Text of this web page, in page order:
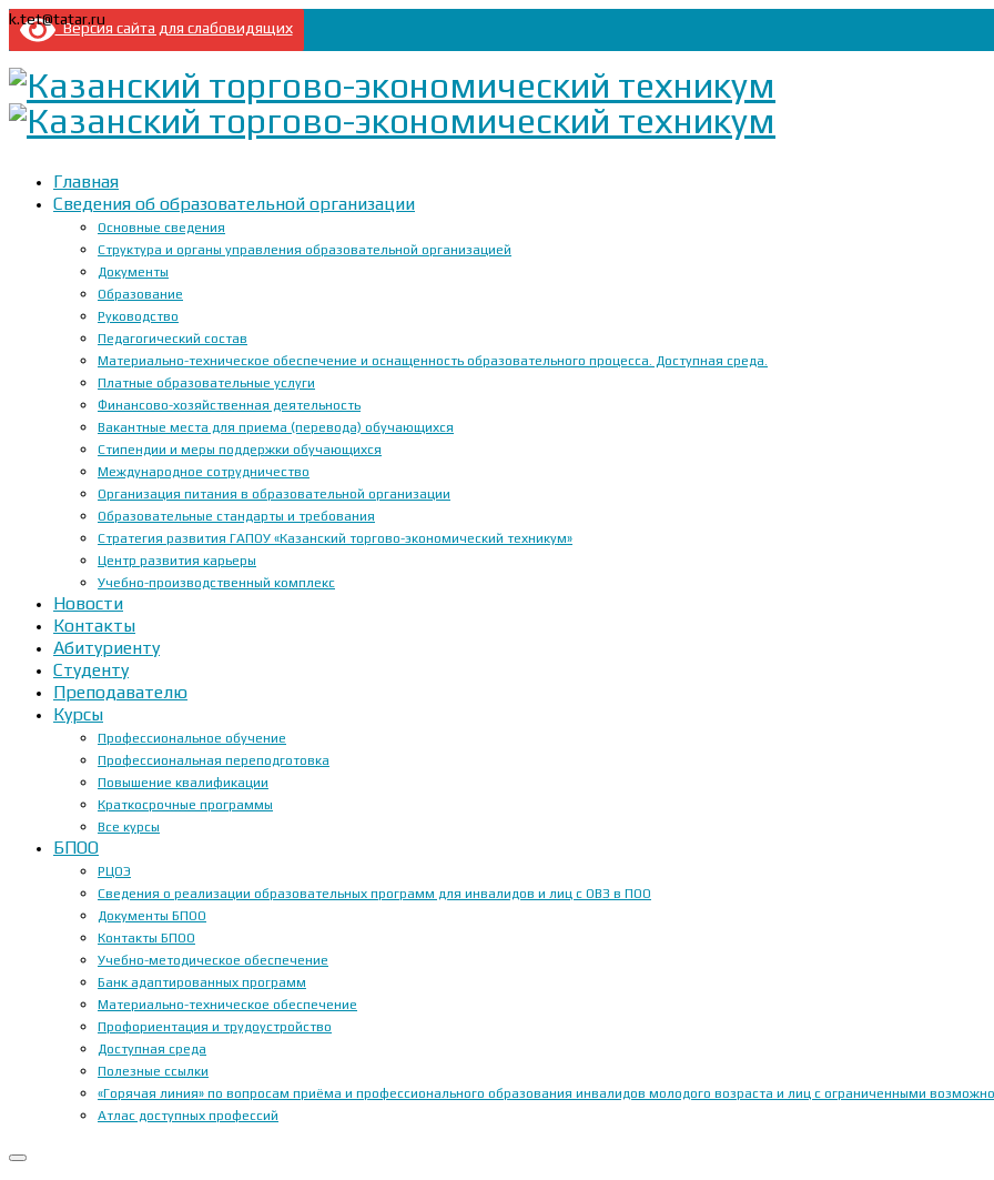
Версия сайта для слабовидящих
k.tet@tatar.ru
Главная
Сведения об образовательной организации
Основные сведения
Структура и органы управления образовательной организацией
Документы
Образование
Руководство
Педагогический состав
Материально-техническое обеспечение и оснащенность образовательного процесса. Доступная среда.
Платные образовательные услуги
Финансово-хозяйственная деятельность
Вакантные места для приема (перевода) обучающихся
Стипендии и меры поддержки обучающихся
Международное сотрудничество
Организация питания в образовательной организации
Образовательные стандарты и требования
Стратегия развития ГАПОУ «Казанский торгово-экономический техникум»
Центр развития карьеры
Учебно-производственный комплекс
Новости
Контакты
Абитуриенту
Студенту
Преподавателю
Курсы
Профессиональное обучение
Профессиональная переподготовка
Повышение квалификации
Краткосрочные программы
Все курсы
БПОО
РЦОЭ
Сведения о реализации образовательных программ для инвалидов и лиц с ОВЗ в ПОО
Документы БПОО
Контакты БПОО
Учебно-методическое обеспечение
Банк адаптированных программ
Материально-техническое обеспечение
Профориентация и трудоустройство
Доступная среда
Полезные ссылки
«Горячая линия» по вопросам приёма и профессионального образования инвалидов молодого возраста и лиц с ограниченными
Атлас доступных профессий